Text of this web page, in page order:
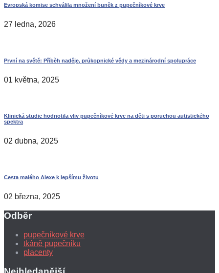
Evropská komise schválila množení buněk z pupečníkové krve
27 ledna, 2026
První na světě: Příběh naděje, průkopnické vědy a mezinárodní spolupráce
01 května, 2025
Klinická studie hodnotila vliv pupečníkové krve na děti s poruchou autistického
spektra
02 dubna, 2025
Cesta malého Alexe k lepšímu životu
02 března, 2025
Odběr
pupečníkové krve
tkáně pupečníku
placenty